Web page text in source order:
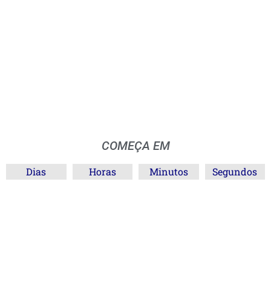
COMEÇA EM
Dias Horas Minutos Segundos